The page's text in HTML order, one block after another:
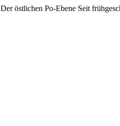
östlichen Po-Ebene Seit